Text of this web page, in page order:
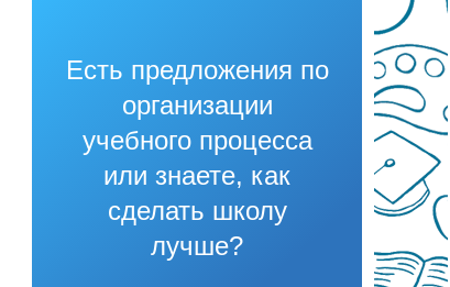
Есть предложения по
организации
учебного процесса
или знаете, как
сделать школу
лучше?